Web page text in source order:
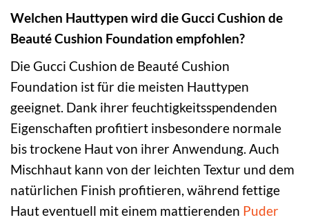
Welchen Hauttypen wird die Gucci Cushion de
Beauté Cushion Foundation empfohlen?
Die Gucci Cushion de Beauté Cushion
Foundation ist für die meisten Hauttypen
geeignet. Dank ihrer feuchtigkeitsspendenden
Eigenschaften profitiert insbesondere normale
bis trockene Haut von ihrer Anwendung. Auch
Mischhaut kann von der leichten Textur und dem
natürlichen Finish profitieren, während fettige
Haut eventuell mit einem mattierenden Puder